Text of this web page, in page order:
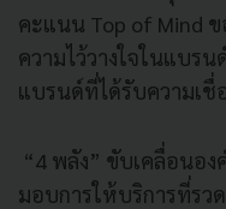
คะแนน Top of Mind
ความไว้วางใจในแบร
แบรนด์ที่ได้รับความเชื่
“4 พลัง” ขับเคลื่อนอง
มอบการให้บริการที่รว